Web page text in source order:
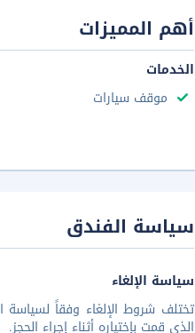
أهم المميزات
الخدمات
موقف سيارات
سياسة الفندق
سياسة الإلغاء
تختلف شروط الإلغاء وفقاً لسياسة
الذي قمت بإختياره أثناء إجراء الحجز.